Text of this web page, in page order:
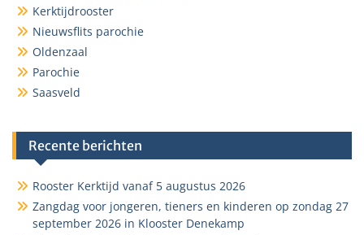
Kerktijdrooster
Nieuwsflits parochie
Oldenzaal
Parochie
Saasveld
Recente berichten
Rooster Kerktijd vanaf 5 augustus 2026
Zangdag voor jongeren, tieners en kinderen op zondag 27
september 2026 in Klooster Denekamp